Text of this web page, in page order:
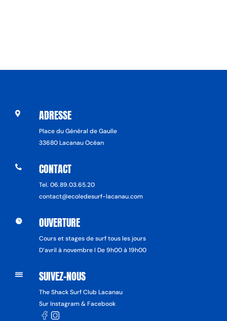
 ADRESSE
Place du Général de Gaulle
33680 Lacanau Océan
 CONTACT
Tel. 06.89.03.65.20
contact@ecoledesurf-lacanau.com
 OUVERTURE
Cours et stages de surf tous les jours
D’avril à novembre l De 9h00 à 19h00
 SUIVEZ-NOUS
The Shack Surf Club Lacanau
Sur Instagram & Facebook